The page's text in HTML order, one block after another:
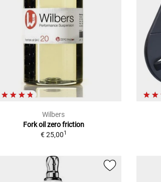
Wilbers
Fork oil zero friction
€ 25,001